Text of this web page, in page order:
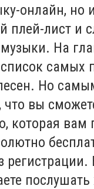
онлайн, но
плей-лист и
На
самых
Но
что вы
которая вам
регистрации.